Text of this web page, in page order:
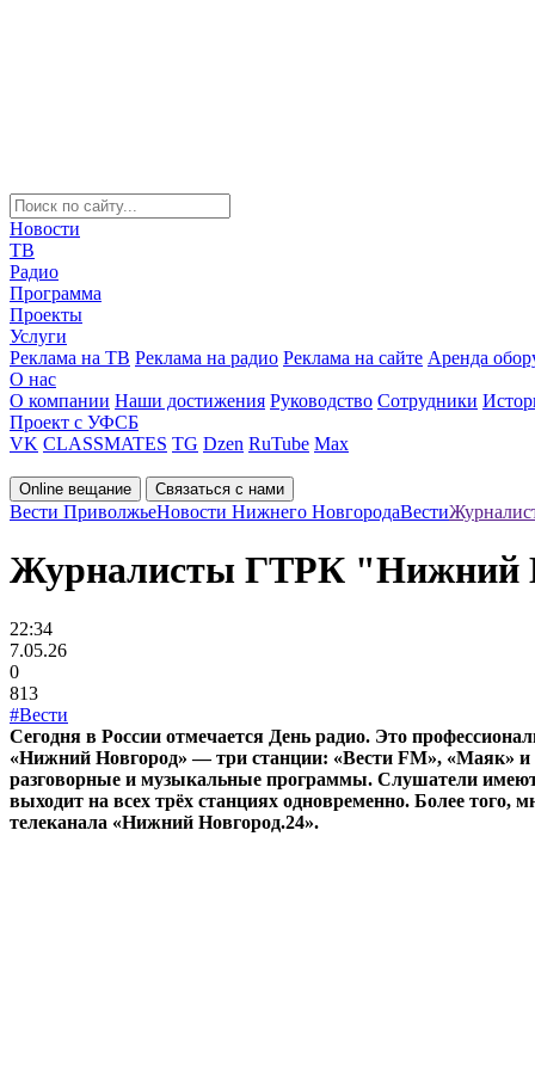
Новости
ТВ
Радио
Программа
Проекты
Услуги
Реклама на ТВ Реклама на радио Реклама на сайте Аренда
О нас
О компании Наши достижения Руководство Сотрудники
Проект с УФСБ
VK CLASSMATES TG Dzen RuTube Max
Online вещание Связаться с нами
Вести ПриволжьеНовости Нижнего НовгородаВести
Журналисты ГТРК "Нижний
22:34
7.05.26
0
813
#Вести
Сегодня в России отмечается День радио. Это
«Нижний Новгород» — три станции: «Вести FM», «Маяк» и
разговорные и музыкальные программы. Слушатели
выходит на всех трёх станциях одновременно. Более
телеканала «Нижний Новгород.24».